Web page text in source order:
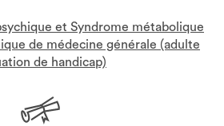
et Syndrome métabolique
de médecine générale (adulte
de handicap)